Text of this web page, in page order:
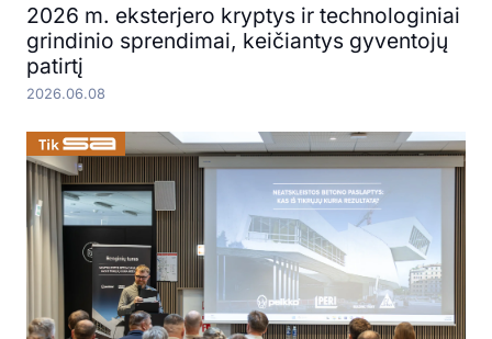
2026 m. eksterjero kryptys ir technologiniai
grindinio sprendimai, keičiantys gyventojų
patirtį
2026.06.08